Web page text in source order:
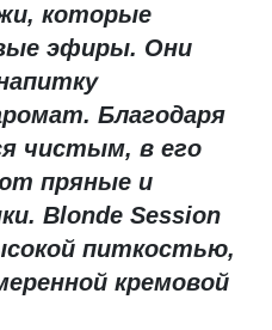
которые
эфиры. Они
Благодаря
чистым, в его
пряные и
Blonde Session
питкостью,
кремовой